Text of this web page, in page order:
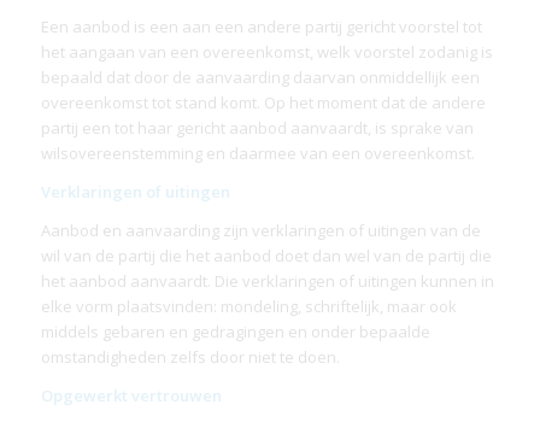
Een aanbod is een aan een andere partij gericht voorstel tot
het aangaan van een overeenkomst, welk voorstel zodanig is
bepaald dat door de aanvaarding daarvan onmiddellijk een
overeenkomst tot stand komt. Op het moment dat de andere
partij een tot haar gericht aanbod aanvaardt, is sprake van
wilsovereenstemming en daarmee van een overeenkomst.
Verklaringen of uitingen
Aanbod en aanvaarding zijn verklaringen of uitingen van de
wil van de partij die het aanbod doet dan wel van de partij die
het aanbod aanvaardt. Die verklaringen of uitingen kunnen in
elke vorm plaatsvinden: mondeling, schriftelijk, maar ook
middels gebaren en gedragingen en onder bepaalde
omstandigheden zelfs door niet te doen.
Opgewerkt vertrouwen